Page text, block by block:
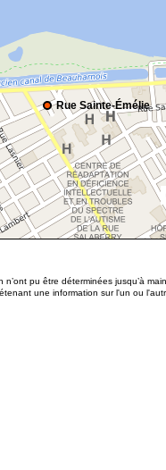
Rue Sainte-Émélie
pu être déterminées jusqu’à
une information sur l'un ou